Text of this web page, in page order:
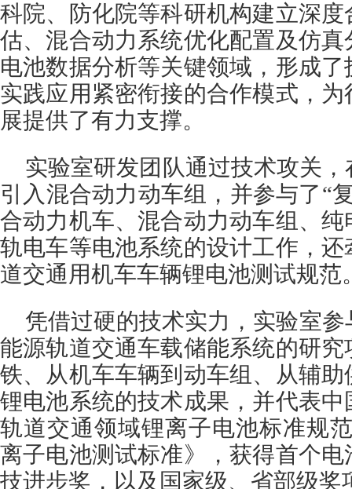
科院、防化院等科研机构建立深
估、混合动力系统优化配置及仿
电池数据分析等关键领域，形成
实践应用紧密衔接的合作模式，
展提供了有力支撑。
实验室研发团队通过技术攻关
引入混合动力动车组，并参与了“
合动力机车、混合动力动车组、
轨电车等电池系统的设计工作，
道交通用机车车辆锂电池测试规范
凭借过硬的技术实力，实验室
能源轨道交通车载储能系统的研
铁、从机车车辆到动车组、从辅
锂电池系统的技术成果，并代表
轨道交通领域锂离子电池标准规
离子电池测试标准》，获得首个
技进步奖，以及国家级、省部级奖